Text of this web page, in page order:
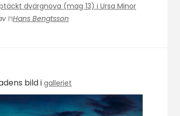
dvärgnova (mag 13) i Ursa Minor
Hans Bengtsson
bild igalleriet